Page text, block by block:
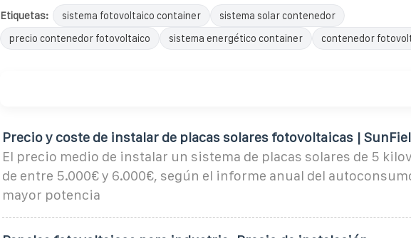
Etiquetas: sistema fotovoltaico container
sistema solar contenedor
precio contenedor fotovoltaico
sistema energético container contenedor
Precio y coste de instalar de placas solares fotovoltaicas |
El precio medio de instalar un sistema de placas solares de 5
de entre 5.000€ y 6.000€, según el informe anual del
mayor potencia